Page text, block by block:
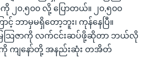
၀,၅၀၀ လို့ ပြောတယ်။ ၂၀,၅၀၀
ဘာမှမရှိတော့ဘူး၊ ကုန်နေပြီ။
ေသြဇာကို လက်ငင်းဆပ်ဖို့ဆိုတာ ဘယ်လို
ကျနော်တို့ အနည်းဆုံး တအိတ်